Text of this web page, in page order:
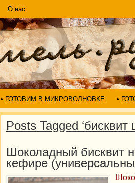
О нас
• ГОТОВИМ В МИКРОВОЛНОВКЕ •
Posts Tagged
Шоколадный бисквит
кефире